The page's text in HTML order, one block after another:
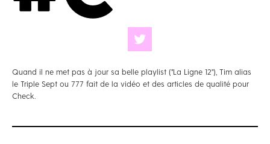
Quand il ne met pas à jour sa belle playlist ("La Ligne 12"), Tim alias
le Triple Sept ou 777 fait de la vidéo et des articles de qualité pour
Check.